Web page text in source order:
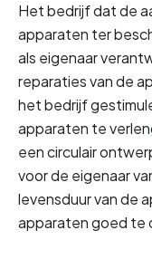
Het bedrijf dat de
apparaten ter
als eigenaar
reparaties van de
het bedrijf
apparaten te
een circulair
voor de eigenaar
levensduur van de
apparaten goed te